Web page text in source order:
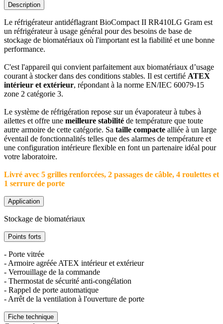
Description
Le réfrigérateur antidéflagrant BioCompact II RR410LG Gram est
un réfrigérateur à usage général pour des besoins de base de
stockage de biomatériaux où l'important est la fiabilité et une bonne
performance.
C'est l'appareil qui convient parfaitement aux biomatériaux d’usage
courant à stocker dans des conditions stables. Il est certifié ATEX
intérieur et extérieur, répondant à la norme EN/IEC 60079-15
zone 2 catégorie 3.
Le système de réfrigération repose sur un évaporateur à tubes à
ailettes et offre une meilleure stabilité de température que toute
autre armoire de cette catégorie. Sa taille compacte alliée à un large
éventail de fonctionnalités telles que des alarmes de température et
une configuration intérieure flexible en font un partenaire idéal pour
votre laboratoire.
Livré avec 5 grilles renforcées, 2 passages de câble, 4 roulettes et
1 serrure de porte
Application
Stockage de biomatériaux
Points forts
- Porte vitrée
- Armoire agréée ATEX intérieur et extérieur
- Verrouillage de la commande
- Thermostat de sécurité anti-congélation
- Rappel de porte automatique
- Arrêt de la ventilation à l'ouverture de porte
Fiche technique